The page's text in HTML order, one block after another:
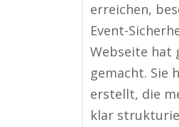
erreichen,
Event-
Webseite hat
gemacht. Sie
erstellt, die
klar